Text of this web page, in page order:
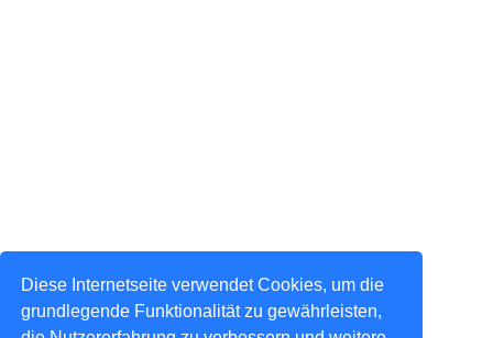
Diese Internetseite verwendet Cookies, um die
grundlegende Funktionalität zu gewährleisten,